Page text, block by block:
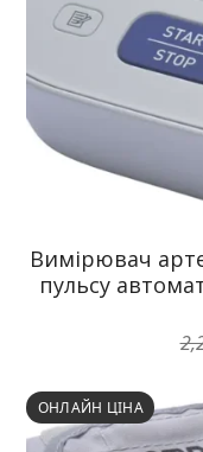
Вимірювач
пульсу
ОНЛАЙН ЦІНА